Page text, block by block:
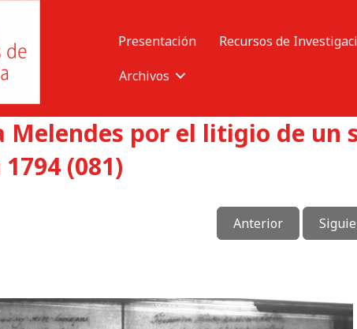
Presentación Recursos de
Archivos
Melendes por el litigio de un
(081)
Anterior